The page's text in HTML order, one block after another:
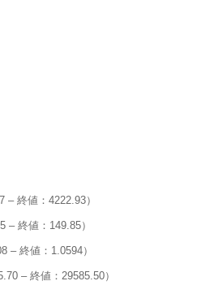
– 終値：4222.93）
– 終値：149.85）
– 終値：1.0594）
– 終値：29585.50）